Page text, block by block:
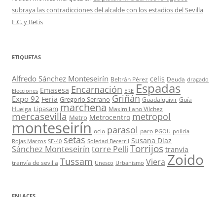
subraya las contradicciones del alcalde con los estadios del Sevilla
F.C. y Betis
ETIQUETAS
Alfredo Sánchez Monteseirín Beltrán Pérez celis Deuda dragado
Elecciones Emasesa Encarnación ERE Espadas
Expo 92 Feria Gregorio Serrano Griñán Guadalquivir Guía
Huelga Lipasam marchena Maximiliano Vílchez
mercasevilla Metro Metrocentro metropol
monteseirín ocio parasol paro PGOU policía
Rojas Marcos SE-40 setas Soledad Becerril Susana Díaz
Sánchez Monteseirín torre Pelli Torrijos tranvía
tranvía de sevilla Tussam Unesco Urbanismo Viera Zoido